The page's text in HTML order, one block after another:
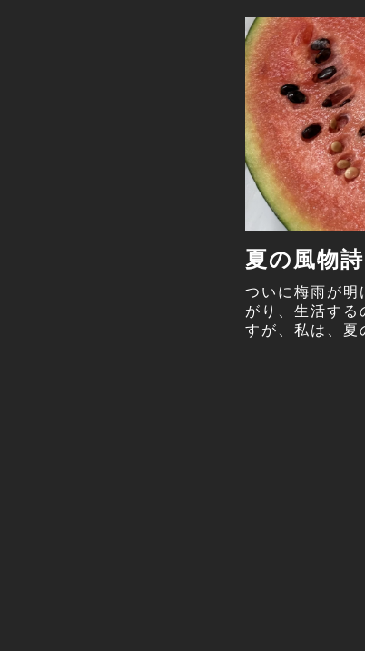
夏の風物
ついに梅雨が明
がり、生活する
すが、私は、夏